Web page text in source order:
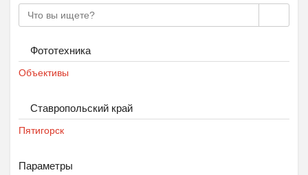
Фототехника
Объективы
Ставропольский край
Пятигорск
Параметры